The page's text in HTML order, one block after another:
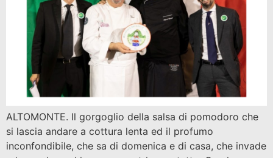
ALTOMONTE. Il gorgoglio della salsa di pomodoro che
si lascia andare a cottura lenta ed il profumo
inconfondibile, che sa di domenica e di casa, che invade